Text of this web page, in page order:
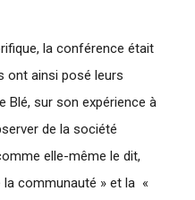
la conférence était
ont ainsi posé leurs
Blé, sur son expérience à
de la société
elle-même le dit,
communauté » et la «